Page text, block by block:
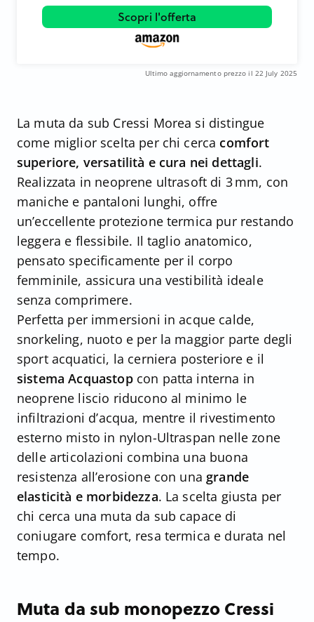
Scopri l'offerta
Ultimo aggiornamento prezzo il 22 July 2025
La muta da sub Cressi Morea si distingue
come miglior scelta per chi cerca comfort
superiore, versatilità e cura nei dettagli.
Realizzata in neoprene ultrasoft di 3 mm, con
maniche e pantaloni lunghi, offre
un’eccellente protezione termica pur restando
leggera e flessibile. Il taglio anatomico,
pensato specificamente per il corpo
femminile, assicura una vestibilità ideale
senza comprimere.
Perfetta per immersioni in acque calde,
snorkeling, nuoto e per la maggior parte degli
sport acquatici, la cerniera posteriore e il
sistema Acquastopcon patta interna in
neoprene liscio riducono al minimo le
infiltrazioni d’acqua, mentre il rivestimento
esterno misto in nylon-Ultraspan nelle zone
delle articolazioni combina una buona
resistenza all’erosione con una grande
elasticità e morbidezza. La scelta giusta per
chi cerca una muta da sub capace di
coniugare comfort, resa termica e durata nel
tempo.
Muta da sub monopezzo Cressi